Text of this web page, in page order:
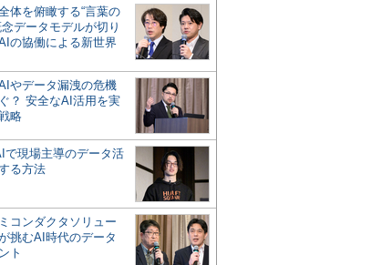
体を俯瞰する“言葉の
データモデルが切り
の協働による新世界
やデータ漏洩の危機
？ 安全なAI活用を実
略
で現場主導のデータ活
る方法
コンダクタソリュー
挑むAI時代のデータ
ト